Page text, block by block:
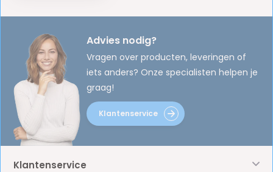
Advies nodig?
Vragen over producten, leveringen of
iets anders? Onze specialisten helpen je
graag!
Klantenservice
Klantenservice